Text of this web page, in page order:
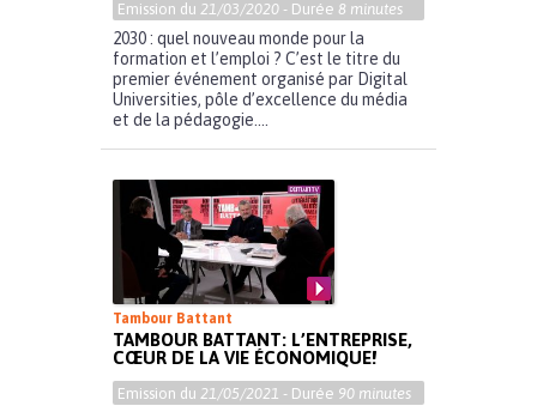
Emission du 21/03/2020 - Durée 8 minutes
2030 : quel nouveau monde pour la
formation et l’emploi ? C’est le titre du
premier événement organisé par Digital
Universities, pôle d’excellence du média
et de la pédagogie....
Tambour Battant
TAMBOUR BATTANT: L’ENTREPRISE,
CŒUR DE LA VIE ÉCONOMIQUE!
Emission du 21/05/2021 - Durée 90 minutes